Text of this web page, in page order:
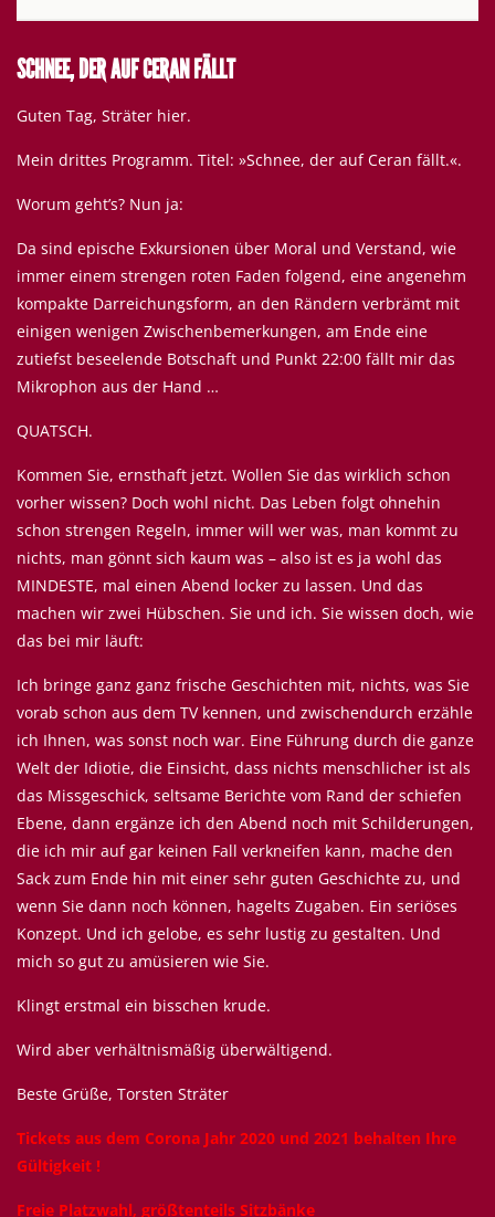
SCHNEE, DER AUF CERAN FÄLLT
Guten Tag, Sträter hier.
Mein drittes Programm. Titel: »Schnee, der auf Ceran fällt.«.
Worum geht’s? Nun ja:
Da sind epische Exkursionen über Moral und Verstand, wie
immer einem strengen roten Faden folgend, eine angenehm
kompakte Darreichungsform, an den Rändern verbrämt mit
einigen wenigen Zwischenbemerkungen, am Ende eine
zutiefst beseelende Botschaft und Punkt 22:00 fällt mir das
Mikrophon aus der Hand …
QUATSCH.
Kommen Sie, ernsthaft jetzt. Wollen Sie das wirklich schon
vorher wissen? Doch wohl nicht. Das Leben folgt ohnehin
schon strengen Regeln, immer will wer was, man kommt zu
nichts, man gönnt sich kaum was – also ist es ja wohl das
MINDESTE, mal einen Abend locker zu lassen. Und das
machen wir zwei Hübschen. Sie und ich. Sie wissen doch, wie
das bei mir läuft:
Ich bringe ganz ganz frische Geschichten mit, nichts, was Sie
vorab schon aus dem TV kennen, und zwischendurch erzähle
ich Ihnen, was sonst noch war. Eine Führung durch die ganze
Welt der Idiotie, die Einsicht, dass nichts menschlicher ist als
das Missgeschick, seltsame Berichte vom Rand der schiefen
Ebene, dann ergänze ich den Abend noch mit Schilderungen,
die ich mir auf gar keinen Fall verkneifen kann, mache den
Sack zum Ende hin mit einer sehr guten Geschichte zu, und
wenn Sie dann noch können, hagelts Zugaben. Ein seriöses
Konzept. Und ich gelobe, es sehr lustig zu gestalten. Und
mich so gut zu amüsieren wie Sie.
Klingt erstmal ein bisschen krude.
Wird aber verhältnismäßig überwältigend.
Beste Grüße, Torsten Sträter
Tickets aus dem Corona Jahr 2020 und 2021 behalten Ihre
Gültigkeit !
Freie Platzwahl, größtenteils Sitzbänke